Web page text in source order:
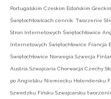
Portugalskim Czeskim Estońskim
Świętochłowicach cennik. Tworzenie
Stron Internetowych Świętochłowice
Internetowych Świętochłowice Francja
Świętochłowice Norwegia Szwecja
Austria Szwajcaria Chorwacja Czechy
po Angielsku Niemiecku Holendersku
Szwedzku Fińsku Szwajcarsku